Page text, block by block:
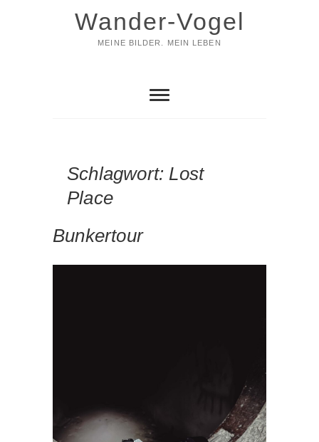
Wander-Vogel
MEINE BILDER. MEIN LEBEN
Schlagwort: Lost
Place
Bunkertour